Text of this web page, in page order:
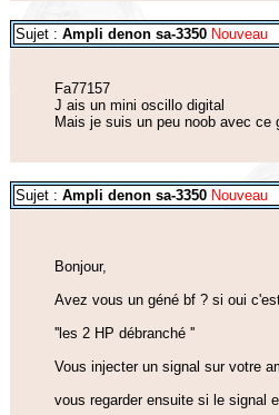
Sujet : Ampli denon sa-3350 Nouveau
Fa77157
J ais un mini oscillo digital
Mais je suis un peu noob avec ce
Sujet : Ampli denon sa-3350 Nouveau
Bonjour,
Avez vous un géné bf ? si oui
''les 2 HP débranché ''
Vous injecter un signal sur votre
vous regarder ensuite si le signal